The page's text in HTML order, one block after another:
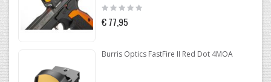
Rating:
0%
€ 77,95
Burris Optics FastFire II Red Dot 4MOA